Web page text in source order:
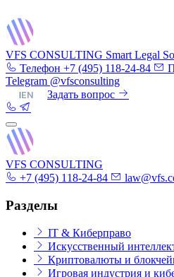
VFS CONSULTING Smart Legal
Телефон +7 (495) 118-24-84
Telegram @vfsconsulting
|EN Задать вопрос
VFS CONSULTING
+7 (495) 118-24-84
Разделы
IT & Киберправо
Искусственный
Криптовалюты и
Игровая индустрия и